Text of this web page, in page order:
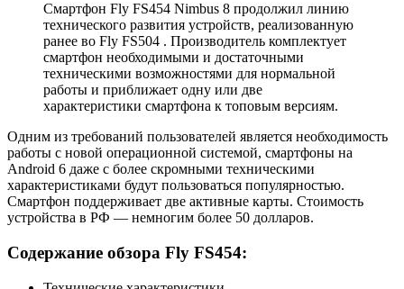
Смартфон Fly FS454 Nimbus 8 продолжил линию
технического развития устройств, реализованную
ранее во Fly FS504 . Производитель комплектует
смартфон необходимыми и достаточными
техническими возможностями для нормальной
работы и приближает одну или две
характеристики смартфона к топовым версиям.
Одним из требований пользователей является необходимость
работы с новой операционной системой, смартфоны на
Android 6 даже с более скромными техническими
характеристиками будут пользоваться популярностью.
Смартфон поддерживает две активные карты. Стоимость
устройства в РФ — немногим более 50 долларов.
Содержание обзора Fly FS454: